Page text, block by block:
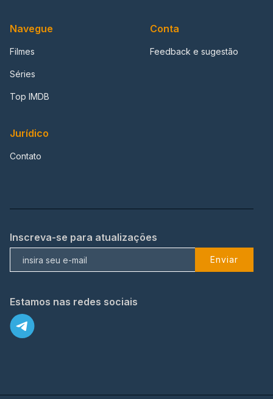
Navegue
Filmes
Séries
Top IMDB
Conta
Feedback e sugestão
Jurídico
Contato
Inscreva-se para atualizações
Enviar
Estamos nas redes sociais